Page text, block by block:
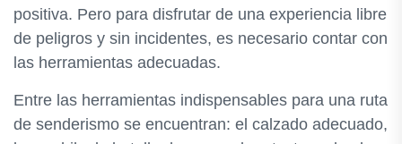
positiva. Pero para disfrutar de una experiencia libre
de peligros y sin incidentes, es necesario contar con
las herramientas adecuadas.
Entre las herramientas indispensables para una ruta
de senderismo se encuentran: el calzado adecuado,